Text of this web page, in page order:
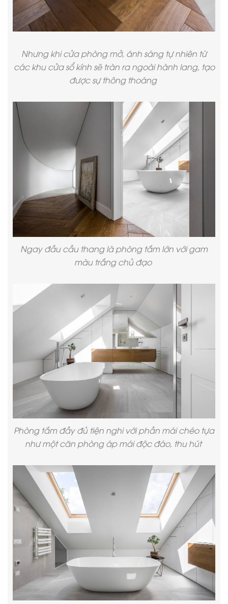
Nhưng khi cửa phòng mở, ánh sáng tự nhiên từ
các khu cửa sổ kính sẽ tràn ra ngoài hành lang, tạo
được sự thông thoáng
Ngay đầu cầu thang là phòng tắm lớn với gam
màu trắng chủ đạo
Phòng tắm đầy đủ tiện nghi với phần mái chéo tựa
như một căn phòng áp mái độc đáo, thu hút